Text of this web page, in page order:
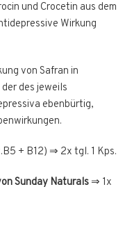
und Crocetin aus dem
Wirkung
von Safran in
des jeweils
ebenbürtig,
+ B12) ⇒ 2x tgl. 1 Kps.
Sunday Naturals⇒ 1x